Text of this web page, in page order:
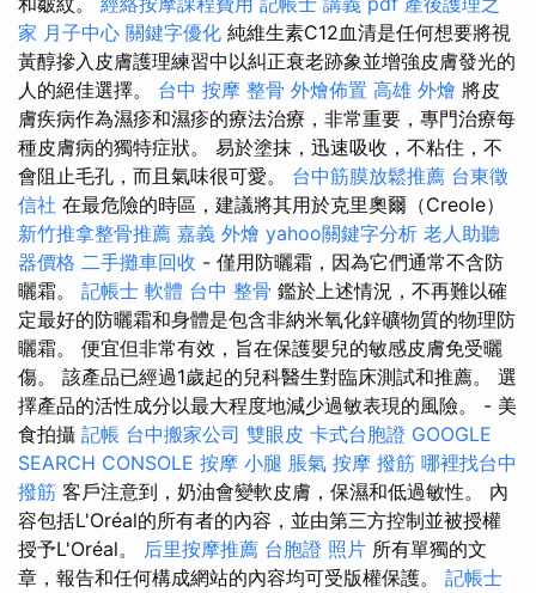
家 月子中心 關鍵字優化 純維生素C12血清是任何想要將視
黃醇摻入皮膚護理練習中以糾正衰老跡象並增強皮膚發光的
人的絕佳選擇。 台中 按摩 整骨 外燴佈置 高雄 外燴 將皮
膚疾病作為濕疹和濕疹的療法治療，非常重要，專門治療每
種皮膚病的獨特症狀。 易於塗抹，迅速吸收，不粘住，不
會阻止毛孔，而且氣味很可愛。 台中筋膜放鬆推薦 台東徵
信社 在最危險的時區，建議將其用於克里奧爾（Creole）
新竹推拿整骨推薦 嘉義 外燴 yahoo關鍵字分析 老人助聽
器價格 二手攤車回收 - 僅用防曬霜，因為它們通常不含防
曬霜。 記帳士 軟體 台中 整骨 鑑於上述情況，不再難以確
定最好的防曬霜和身體是包含非納米氧化鋅礦物質的物理防
曬霜。 便宜但非常有效，旨在保護嬰兒的敏感皮膚免受曬
傷。 該產品已經過1歲起的兒科醫生對臨床測試和推薦。 選
擇產品的活性成分以最大程度地減少過敏表現的風險。 - 美
食拍攝 記帳 台中搬家公司 雙眼皮 卡式台胞證 GOOGLE
SEARCH CONSOLE 按摩 小腿 脹氣 按摩 撥筋 哪裡找台中
撥筋 客戶注意到，奶油會變軟皮膚，保濕和低過敏性。 內
容包括L'Oréal的所有者的內容，並由第三方控制並被授權
授予L'Oréal。 后里按摩推薦 台胞證 照片 所有單獨的文
章，報告和任何構成網站的內容均可受版權保護。 記帳士